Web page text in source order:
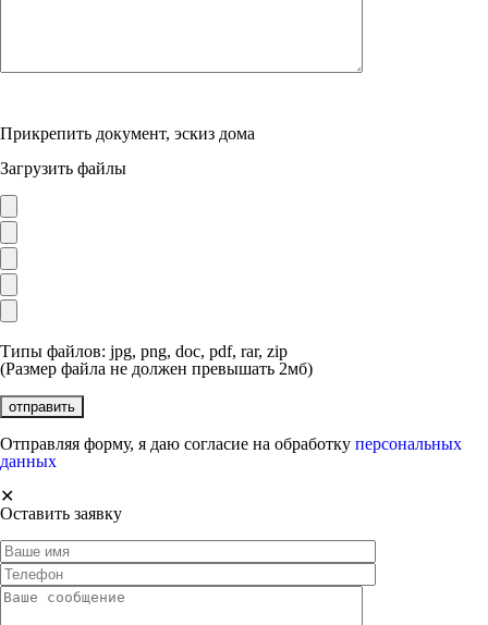
Прикрепить документ, эскиз дома
Загрузить файлы
Типы файлов: jpg, png, doc, pdf, rar, zip
(Размер файла не должен превышать 2мб)
Отправляя форму, я даю согласие на обработку персональных
данных
✕
Оставить заявку